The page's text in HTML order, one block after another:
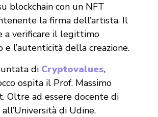
blockchain con un NFT
la firma dell’artista. Il
a verificare il legittimo
e l’autenticità della creazione.
di Cryptovalues,
ospita il Prof. Massimo
Oltre ad essere docente di
di Udine,